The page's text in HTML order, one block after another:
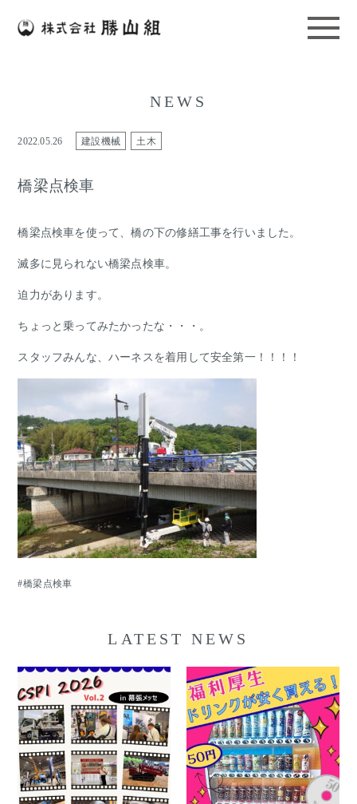
NEWS
2022.05.26 建設機械 土木
橋梁点検車
橋梁点検車を使って、橋の下の修繕工事を行いました。
滅多に見られない橋梁点検車。
迫力があります。
ちょっと乗ってみたかったな・・・。
スタッフみんな、ハーネスを着用して安全第一！！！！
橋梁点検車
LATEST NEWS